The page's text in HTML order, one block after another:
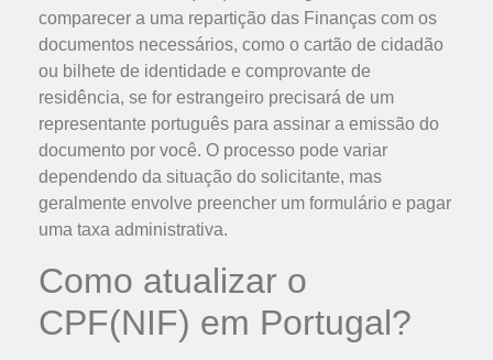
comparecer a uma repartição das Finanças com os
documentos necessários, como o cartão de cidadão
ou bilhete de identidade e comprovante de
residência, se for estrangeiro precisará de um
representante português para assinar a emissão do
documento por você. O processo pode variar
dependendo da situação do solicitante, mas
geralmente envolve preencher um formulário e pagar
uma taxa administrativa.
Como atualizar o
CPF(NIF) em Portugal?